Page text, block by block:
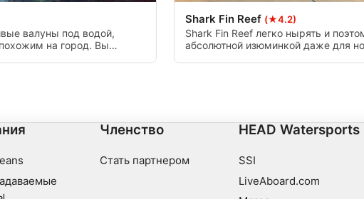
валуны под водой,
на город. Вы
Shark Fin Reef (★4.2)
Shark Fin Reef легко нырять и
абсолютной изюминкой даже для
Членство
Стать партнером
HEAD Watersports
SSI
LiveAboard.com